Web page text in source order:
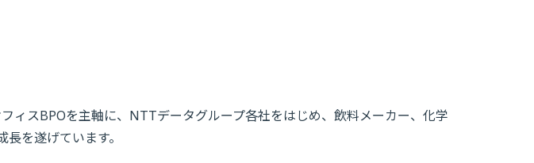
ィスBPOを主軸に、NTTデータグループ各社をはじめ、飲料メーカー、化学
を遂げています。